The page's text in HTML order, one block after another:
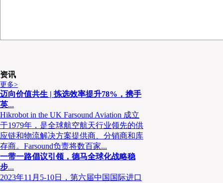
资讯
更多>
迈向价值共生 | 拣选效率提升78%，携手
英...
Hikrobot in the UK Farsound Aviation 成立
于1979年，是全球航空航天行业领先的供
应链和物流解决方案提供商、分销商和库
存商。Farsound负责将数百家...
一带一路倡议引领，德马全球化战略稳
步...
2023年11月5-10日，第六届中国国际进口